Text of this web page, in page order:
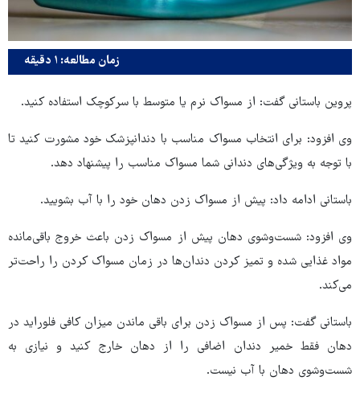
زمان مطالعه: ۱ دقیقه
پروین باستانی گفت: از مسواک نرم یا متوسط با سرکوچک استفاده کنید.
وی افزود: برای انتخاب مسواک مناسب با دندانپزشک خود مشورت کنید تا
با توجه به ویژگی‌های دندانی شما مسواک مناسب را پیشنهاد دهد.
باستانی ادامه داد: پیش از مسواک زدن دهان خود را با آب بشویید.
وی افزود: شست‌وشوی دهان پیش از مسواک زدن باعث خروج باقی‌مانده
مواد غذایی شده و تمیز کردن دندان‌ها در زمان مسواک کردن را راحت‌تر
می‌کند.
باستانی گفت: پس از مسواک زدن برای باقی ماندن میزان کافی فلوراید در
دهان فقط خمیر دندان اضافی را از دهان خارج کنید و نیازی به
شست‌وشوی دهان با آب نیست.